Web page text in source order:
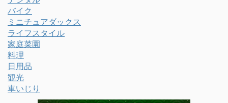
バイク
ミニチュアダックス
ライフスタイル
家庭菜園
料理
日用品
観光
車いじり